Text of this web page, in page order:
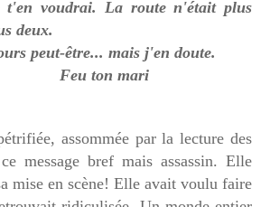
t'en voudrai. La route n'était plus
deux.
peut-être... mais j'en doute.
mari
assommée par la lecture des
message bref mais assassin. Elle
mise en scène! Elle avait voulu faire